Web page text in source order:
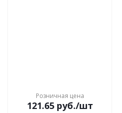
Розничная цена
121.65руб./шт